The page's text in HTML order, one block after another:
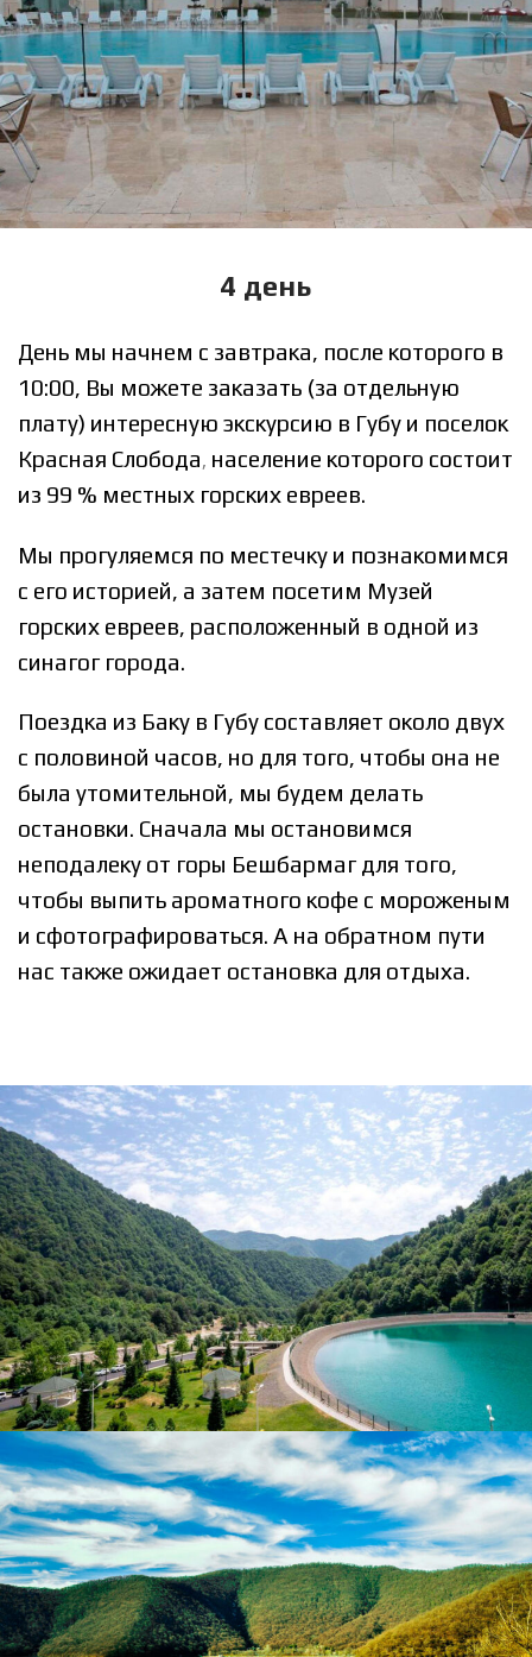
4 день
День мы начнем с завтрака, после которого в
10:00, Вы можете заказать (за отдельную
плату) интересную экскурсию в Губу и поселок
Красная Слобода, население которого состоит
из 99 % местных горских евреев.
Мы прогуляемся по местечку и познакомимся
с его историей, а затем посетим Музей
горских евреев, расположенный в одной из
синагог города.
Поездка из Баку в Губу составляет около двух
с половиной часов, но для того, чтобы она не
была утомительной, мы будем делать
остановки. Сначала мы остановимся
неподалеку от горы Бешбармаг для того,
чтобы выпить ароматного кофе с мороженым
и сфотографироваться. А на обратном пути
нас также ожидает остановка для отдыха.